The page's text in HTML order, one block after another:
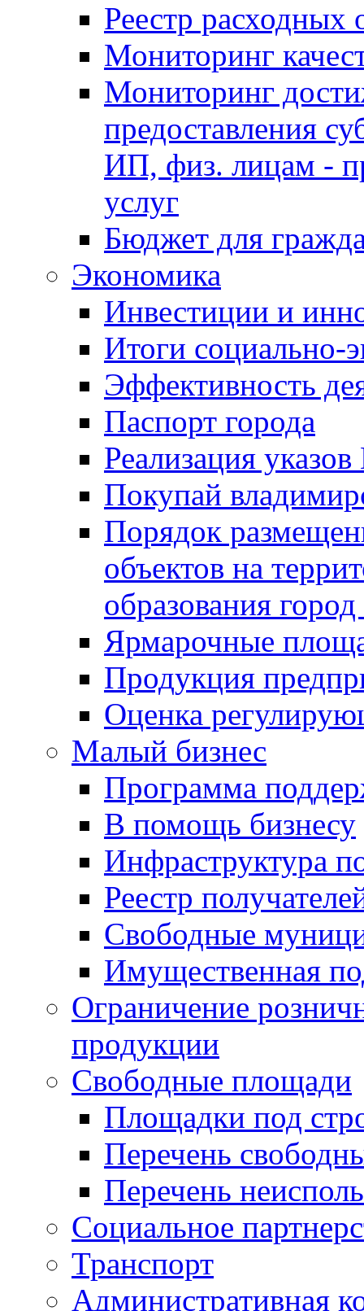
Реестр расходных
Мониторинг
Мониторинг
предоставления
ИП, физ. лицам -
услуг
Бюджет для
Экономика
Инвестиции и
Итоги социально-
Эффективность
Паспорт города
Реализация
Покупай
Порядок
объектов на
образования
Ярмарочные
Продукция
Оценка
Малый бизнес
Программа
В помощь бизнесу
Инфраструктура
Реестр
Свободные
Имущественная
Ограничение
продукции
Свободные площади
Площадки под
Перечень
Перечень
Социальное
Транспорт
Административная